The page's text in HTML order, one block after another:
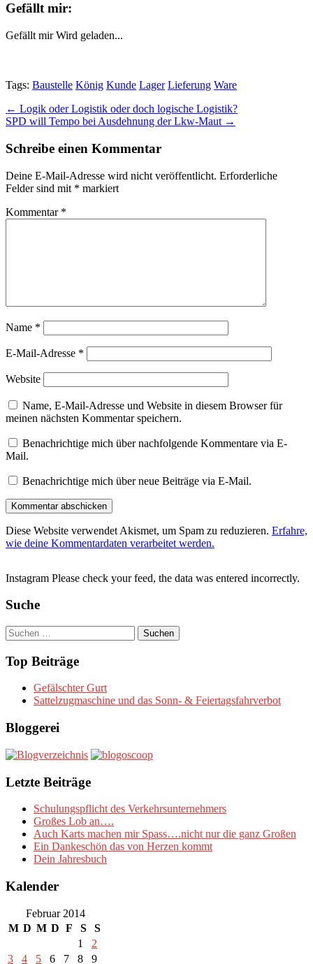
Gefällt mir:
Gefällt mir Wird geladen...
Tags: Baustelle König Kunde Lager Lieferung Ware
Post
navigation
← Logik oder Logistik oder doch logische Logistik?
SPD will Tempo bei Ausdehnung der Lkw-Maut →
Schreibe einen Kommentar
Deine E-Mail-Adresse wird nicht veröffentlicht. Erforderliche
Felder sind mit * markiert
Kommentar *
Name *
E-Mail-Adresse *
Website
Name, E-Mail-Adresse und Website in diesem Browser für
meinen nächsten Kommentar speichern.
Benachrichtige mich über nachfolgende Kommentare via E-
Mail.
Benachrichtige mich über neue Beiträge via E-Mail.
Diese Website verwendet Akismet, um Spam zu reduzieren. Erfahre,
wie deine Kommentardaten verarbeitet werden.
Instagram Please check your feed, the data was entered incorrectly.
Suche
Suchen
nach:
Top Beiträge
Gefälschter Gurt
Sattelzugmaschine und das Sonn- & Feiertagsfahrverbot
Bloggerei
Letzte Beiträge
Schulungspflicht des Verkehrsunternehmers
Großes Lob an….
Auch Karts machen mir Spass….nicht nur die ganz Großen
Ein Dankeschön das von Herzen kommt
Dein Jahresbuch
Kalender
Februar 2014
M D M D F S
S
1
2
3
4 5 6 7 8 9